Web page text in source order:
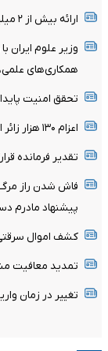
ارائه بیش از ۲ میلیون و ۴۲۶ هزار خدمت سلامت به زائران اربعین
وزیر علوم ایران
همکاری‌های
تحقق امنیت
اعزام ۱۳۰ هزار زائر اربعین از پایانه‌های مسافربری شهر تهران
تقدیر فرمانده
پیشنهاد مادرم
کشف اموال سرقتی ۳۰۰ میلیونی با ردیابی آگهی فروش در
تمدید معافیت
تغییر در زمان